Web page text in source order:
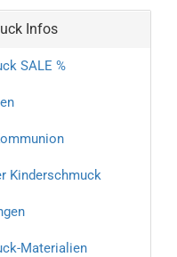
Infos
SALE %
Kinderschmuck
Materialien